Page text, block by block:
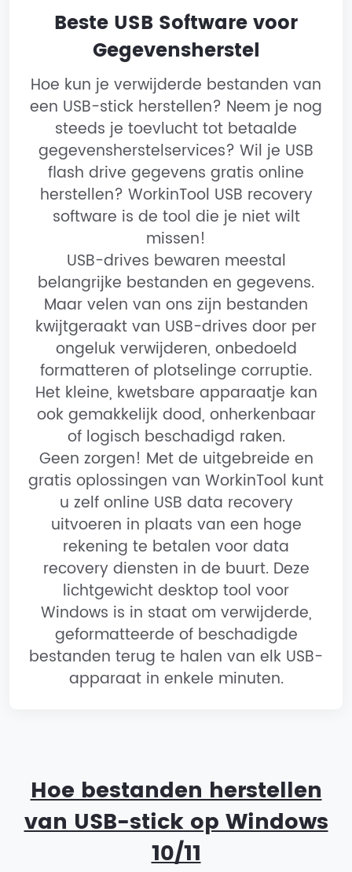
Beste USB Software voor
Gegevensherstel
Hoe kun je verwijderde bestanden van
een USB-stick herstellen? Neem je nog
steeds je toevlucht tot betaalde
gegevensherstelservices? Wil je USB
flash drive gegevens gratis online
herstellen? WorkinTool USB recovery
software is de tool die je niet wilt
missen!
USB-drives bewaren meestal
belangrijke bestanden en gegevens.
Maar velen van ons zijn bestanden
kwijtgeraakt van USB-drives door per
ongeluk verwijderen, onbedoeld
formatteren of plotselinge corruptie.
Het kleine, kwetsbare apparaatje kan
ook gemakkelijk dood, onherkenbaar
of logisch beschadigd raken.
Geen zorgen! Met de uitgebreide en
gratis oplossingen van WorkinTool kunt
u zelf online USB data recovery
uitvoeren in plaats van een hoge
rekening te betalen voor data
recovery diensten in de buurt. Deze
lichtgewicht desktop tool voor
Windows is in staat om verwijderde,
geformatteerde of beschadigde
bestanden terug te halen van elk USB-
apparaat in enkele minuten.
Hoe bestanden herstellen
van USB-stick op Windows
10/11